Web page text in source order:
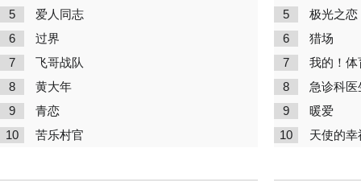
5 爱人同志
6 过界
7 飞哥战队
8 黄大年
9 青恋
10 苦乐村官
5 极光之恋
6 猎场
7 我的！体
8 急诊科医
9 暖爱
10 天使的幸